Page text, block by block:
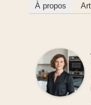
À propos